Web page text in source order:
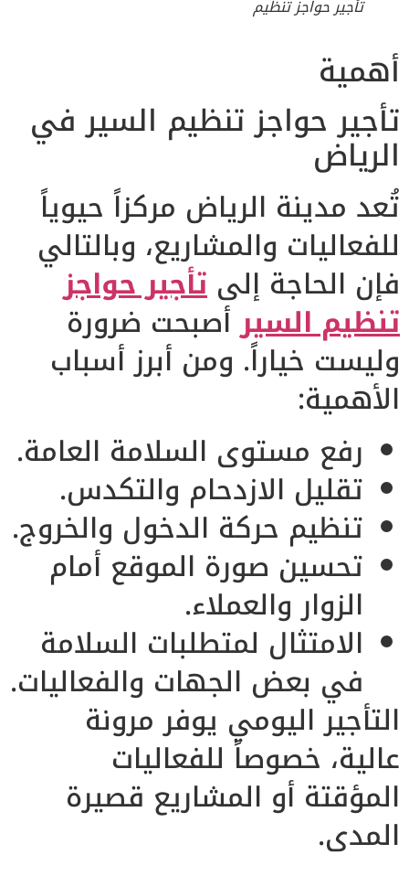
تأجير حواجز تنظيم
أهمية
تأجير حواجز تنظيم السير في
الرياض
تُعد مدينة الرياض مركزاً حيوياً
للفعاليات والمشاريع، وبالتالي
فإن الحاجة إلى تأجير حواجز
تنظيم السيرأصبحت ضرورة
وليست خياراً. ومن أبرز أسباب
الأهمية:
رفع مستوى السلامة العامة.
تقليل الازدحام والتكدس.
تنظيم حركة الدخول والخروج.
تحسين صورة الموقع أمام
الزوار والعملاء.
الامتثال لمتطلبات السلامة
في بعض الجهات والفعاليات.
التأجير اليومي يوفر مرونة
عالية، خصوصاً للفعاليات
المؤقتة أو المشاريع قصيرة
المدى.